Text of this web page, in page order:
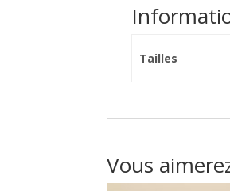
Tailles
Vous